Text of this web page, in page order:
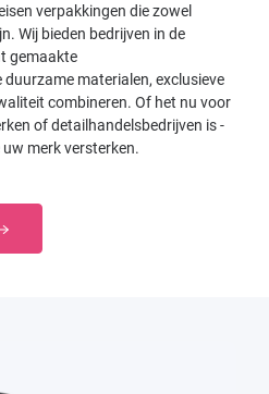
verpakkingen die zowel
Wij bieden bedrijven in de
gemaakte
materialen, exclusieve
combineren. Of het nu voor
of detailhandelsbedrijven is -
merk versterken.